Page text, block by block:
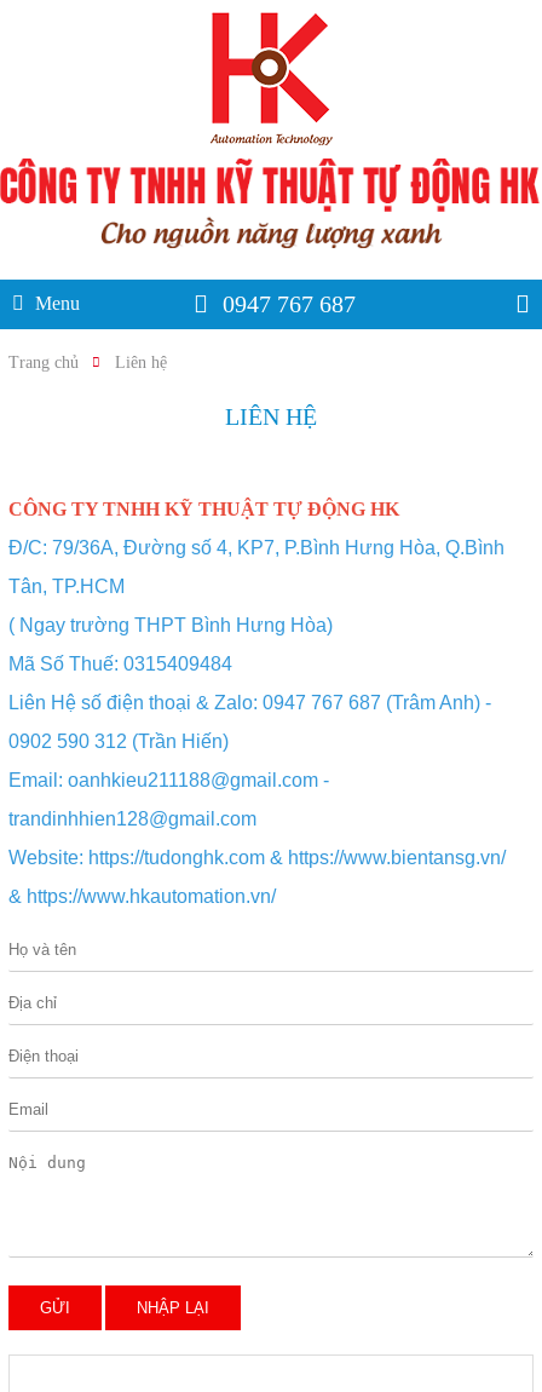
Menu 0947 767 687
Trang chủ Liên hệ
LIÊN HỆ
CÔNG TY TNHH KỸ THUẬT TỰ ĐỘNG HK
Đ/C: 79/36A, Đường số 4, KP7, P.Bình Hưng Hòa, Q.Bình
Tân, TP.HCM
( Ngay trường THPT Bình Hưng Hòa)
Mã Số Thuế: 0315409484
Liên Hệ số điện thoại & Zalo: 0947 767 687 (Trâm Anh) -
0902 590 312 (Trần Hiến)
Email: oanhkieu211188@gmail.com-
trandinhhien128@gmail.com
Website: https://tudonghk.com& https://www.bientansg.vn/
& https://www.hkautomation.vn/